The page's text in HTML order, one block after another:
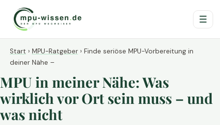
☰
Start › MPU-Ratgeber › Finde seriöse MPU-Vorbereitung in
deiner Nähe –
MPU in meiner Nähe: Was
wirklich vor Ort sein muss – und
was nicht